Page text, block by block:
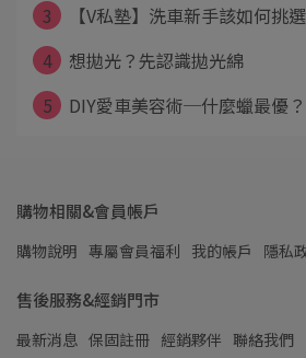
3
【V私塾】洗車新手該如何挑
4
想拋光？先認識拋光綿
5
DIY愛車美容術─什麼蠟最優
購物相關&會員帳戶
購物說明 專屬會員福利 我的帳戶 隱私
售後服務&經銷門市
最新消息 保固註冊 經銷夥伴 聯絡我們